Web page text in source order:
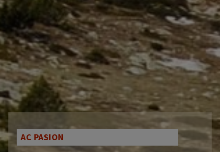
AC PASION